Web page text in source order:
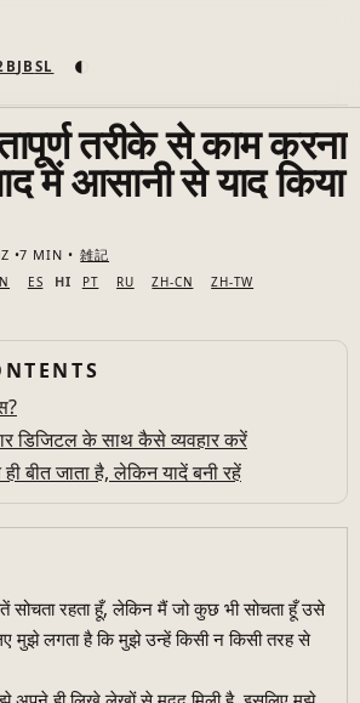
JB SL ◐
तरीके से काम करना
में आसानी से याद किया
7 MIN
雑記
ES HI PT RU ZH-CN ZH-TW
डिजिटल के साथ कैसे व्यवहार करें
बीत जाता है, लेकिन यादें बनी रहें
सोचता रहता हूँ, लेकिन मैं जो कुछ भी सोचता हूँ उसे
मुझे लगता है कि मुझे उन्हें किसी न किसी तरह से